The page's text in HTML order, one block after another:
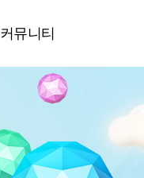
커뮤니티